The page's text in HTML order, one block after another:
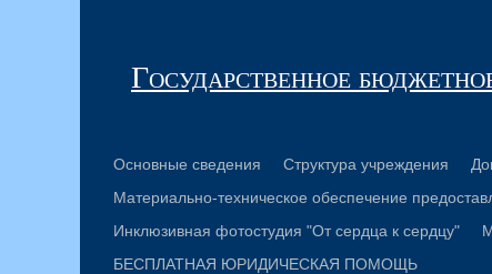
Государственное
Основные сведения Структура учреждения
Материально-техническое обеспечение
Инклюзивная фотостудия "От сердца к сердцу"
БЕСПЛАТНАЯ ЮРИДИЧЕСКАЯ ПОМОЩЬ